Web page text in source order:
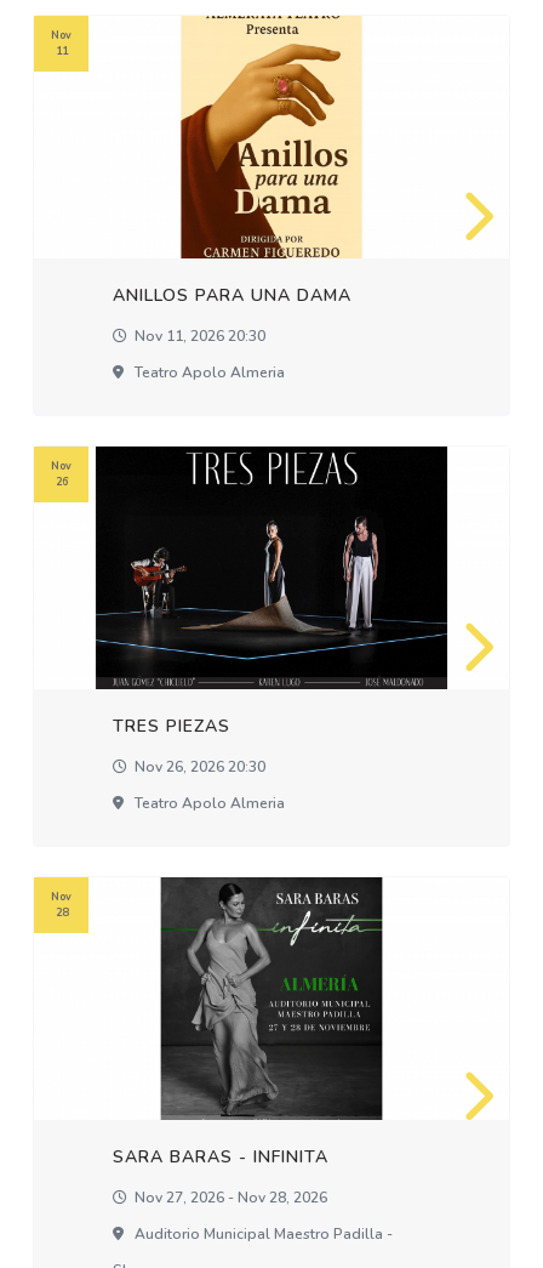
ANILLOS PARA UNA DAMA
Nov 11, 2026 20:30
Teatro Apolo Almeria
Nov
11
TRES PIEZAS
Nov 26, 2026 20:30
Teatro Apolo Almeria
Nov
26
SARA BARAS - INFINITA
Nov 27, 2026 - Nov 28, 2026
Auditorio Municipal Maestro Padilla -
Nov
28